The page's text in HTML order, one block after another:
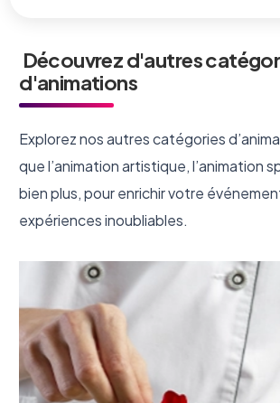
Découvrez d'autres
d'animations
Explorez nos autres catégories
que l’animation artistique, l’animation
bien plus, pour enrichir votre
expériences inoubliables.